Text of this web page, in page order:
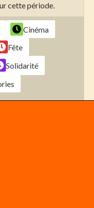
cette période.
Cinéma
Fête
Solidarité